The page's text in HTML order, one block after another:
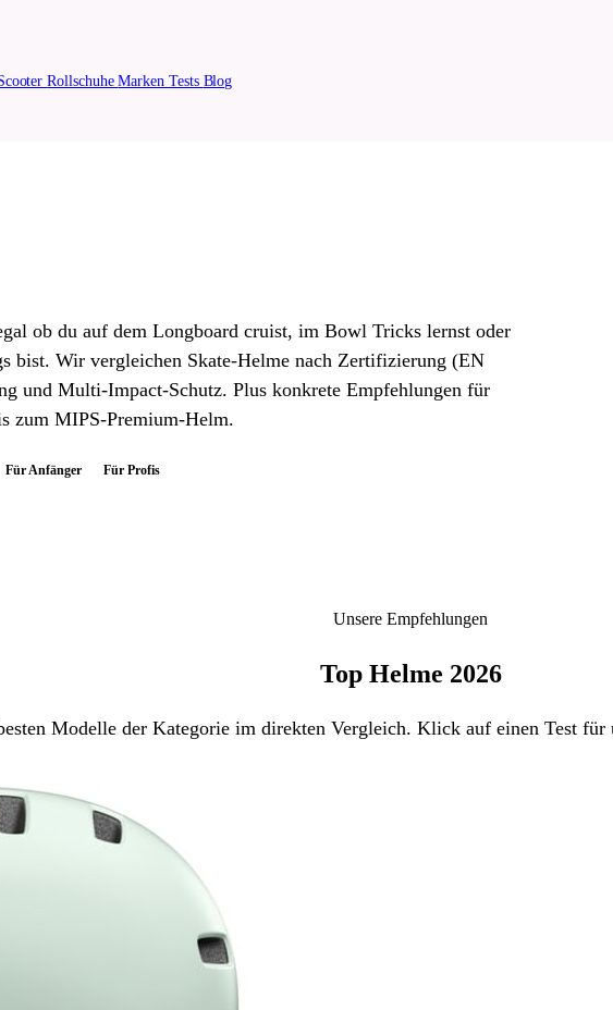
RollschuheMarken Tests Blog
ob du auf dem Longboard cruist, im Bowl Tricks lernst oder
bist. Wir vergleichen Skate-Helme nach Zertifizierung (EN
und Multi-Impact-Schutz. Plus konkrete Empfehlungen für
zum MIPS-Premium-Helm.
Für Anfänger Für Profis
Unsere Empfehlungen
Top Helme 2026
Modelle der Kategorie im direkten Vergleich. Klick auf einen Test für